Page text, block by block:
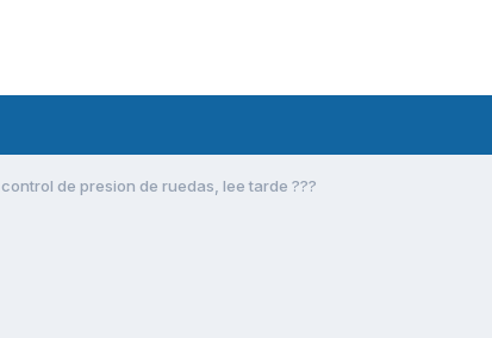
control de presion de ruedas, lee tarde ???